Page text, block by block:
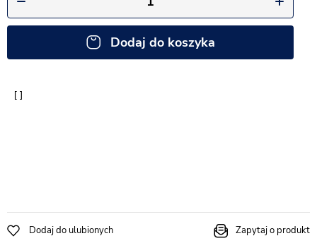
Dodaj do koszyka
Dodaj do ulubionych Zapytaj o produkt